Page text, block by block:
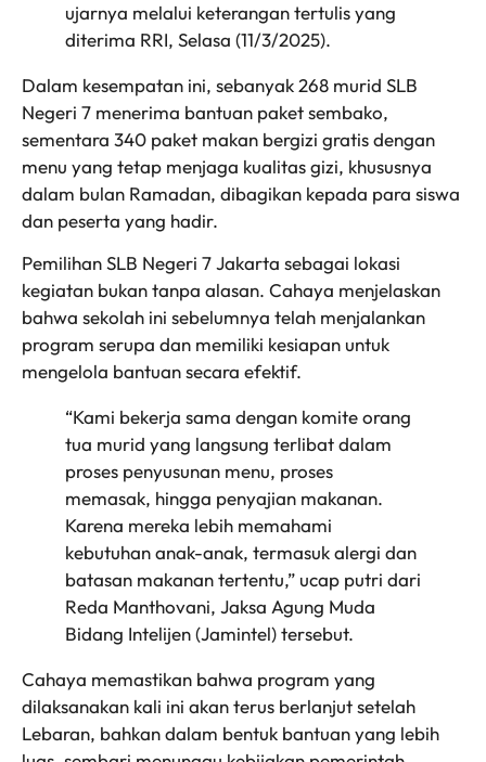
ujarnya melalui keterangan tertulis yang
diterima RRI, Selasa (11/3/2025).
Dalam kesempatan ini, sebanyak 268 murid SLB
Negeri 7 menerima bantuan paket sembako,
sementara 340 paket makan bergizi gratis dengan
menu yang tetap menjaga kualitas gizi, khususnya
dalam bulan Ramadan, dibagikan kepada para siswa
dan peserta yang hadir.
Pemilihan SLB Negeri 7 Jakarta sebagai lokasi
kegiatan bukan tanpa alasan. Cahaya menjelaskan
bahwa sekolah ini sebelumnya telah menjalankan
program serupa dan memiliki kesiapan untuk
mengelola bantuan secara efektif.
“Kami bekerja sama dengan komite orang
tua murid yang langsung terlibat dalam
proses penyusunan menu, proses
memasak, hingga penyajian makanan.
Karena mereka lebih memahami
kebutuhan anak-anak, termasuk alergi dan
batasan makanan tertentu,” ucap putri dari
Reda Manthovani, Jaksa Agung Muda
Bidang Intelijen (Jamintel) tersebut.
Cahaya memastikan bahwa program yang
dilaksanakan kali ini akan terus berlanjut setelah
Lebaran, bahkan dalam bentuk bantuan yang lebih